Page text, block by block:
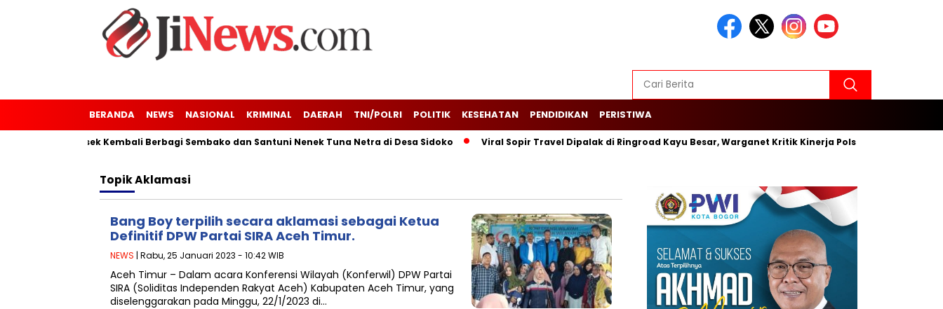
BERANDA NEWS NASIONAL KRIMINAL DAERAH TNI/POLRI POLITIK KESEHATAN PENDIDIKAN PERISTIWA
Kaler-Kresek Kembali Berbagi Sembako dan Santuni Nenek Tuna Netra di Desa Sidoko Viral Sopir Travel Dipalak di Ringroad Kayu Besar, Warganet Kritik Kinerja Polsek Cengkareng
TopikAklamasi
Bang Boy terpilih secara aklamasi sebagai Ketua
Definitif DPW Partai SIRA Aceh Timur.
NEWS | Rabu, 25 Januari 2023 - 10:42 WIB
Aceh Timur – Dalam acara Konferensi Wilayah (Konferwil) DPW Partai
SIRA (Soliditas Independen Rakyat Aceh) Kabupaten Aceh Timur, yang
diselenggarakan pada Minggu, 22/1/2023 di…